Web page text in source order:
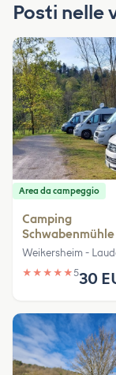
Posti nelle
Area da campeggio
Camping
Schwabenmühle
Weikersheim -
★ ★ ★ ★ ★530